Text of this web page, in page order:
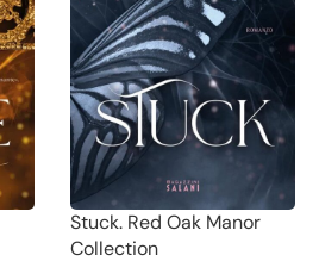
Stuck. Red Oak Manor
Collection